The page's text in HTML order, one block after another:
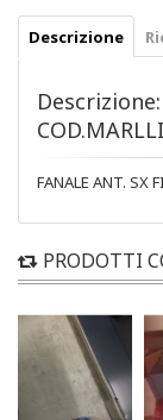
Descrizione
Descrizione:
FANALE ANT. SX
PRODOTTI